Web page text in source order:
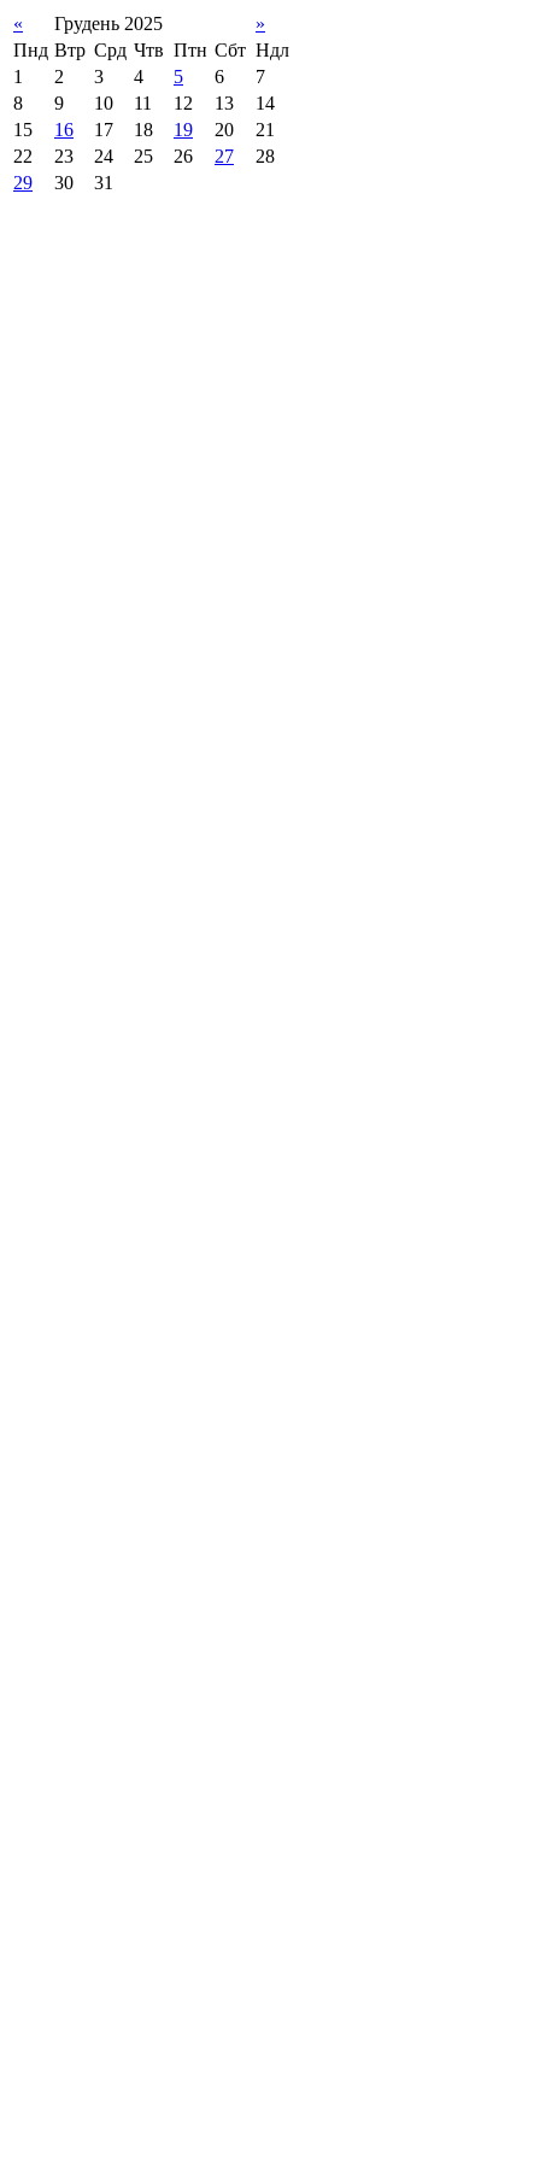
« Грудень 2025
»
Пнд Втр Срд Чтв Птн Сбт Ндл
1
2 3 4 5 6
7
8
9 10 11 12 13
14
15
16 17 18 19 20
21
22
23 24 25 26 27
28
29
30 31